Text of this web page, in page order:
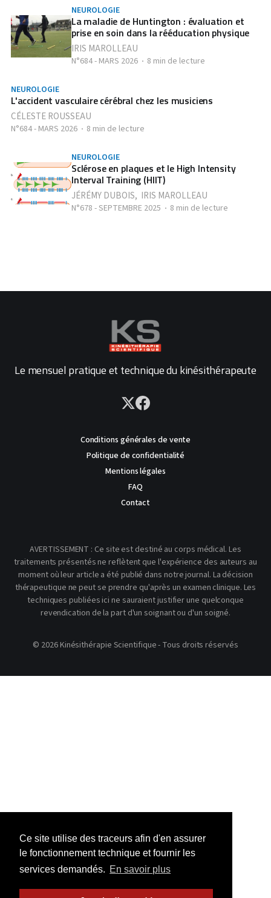
Ce site utilise des traceurs afin d'en assurer
le fonctionnement technique et fournir les
services demandés. En savoir plus
NEUROLOGIE
La maladie de Huntington : évaluation et
prise en soin dans la rééducation physique
IRIS MAROLLEAU
N°684 - MARS 2026 8 min de lecture
NEUROLOGIE
L'accident vasculaire cérébral chez les musiciens
CÉLESTE ROUSSEAU
N°684 - MARS 2026 8 min de lecture
NEUROLOGIE
Sclérose en plaques et le High Intensity
Interval Training (HIIT)
JÉRÉMY DUBOIS, IRIS MAROLLEAU
N°678 - SEPTEMBRE 2025 8 min de lecture
Le mensuel pratique et technique du kinésithérapeute
Conditions générales de vente
Politique de confidentialité
Mentions légales
FAQ
Contact
AVERTISSEMENT : Ce site est destiné au corps médical. Les
traitements présentés ne reflètent que l'expérience des auteurs au
moment où leur article a été publié dans notre journal. La décision
thérapeutique ne peut se prendre qu'après un examen clinique. Les
techniques publiées ici ne sauraient justifier une quelconque
revendication de la part d'un soignant ou d'un soigné.
© 2026 Kinésithérapie Scientifique - Tous droits réservés